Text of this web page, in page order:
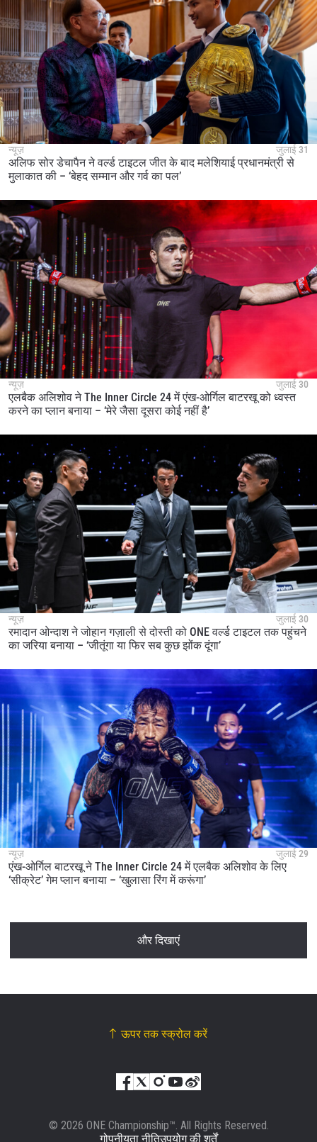
न्यूज़ जुलाई 31
अलिफ सोर डेचापैन ने वर्ल्ड टाइटल जीत के बाद मलेशियाई प्रधानमंत्री से
मुलाकात की – ‘बेहद सम्मान और गर्व का पल’
न्यूज़ जुलाई 30
एलबैक अलिशोव ने The Inner Circle 24 में एंख-ओर्गिल बाटरखू को ध्वस्त
करने का प्लान बनाया – ‘मेरे जैसा दूसरा कोई नहीं है’
न्यूज़ जुलाई 30
रमादान ओन्दाश ने जोहान गज़ाली से दोस्ती को ONE वर्ल्ड टाइटल तक पहुंचने
का जरिया बनाया – ‘जीतूंगा या फिर सब कुछ झोंक दूंगा’
न्यूज़ जुलाई 29
एंख-ओर्गिल बाटरखू ने The Inner Circle 24 में एलबैक अलिशोव के लिए
‘सीक्रेट’ गेम प्लान बनाया – ‘खुलासा रिंग में करूंगा’
और दिखाएं
ऊपर तक स्क्रोल करें
© 2026 ONE Championship™. All Rights Reserved.
गोपनीयता नीतिउपयोग की शर्तें